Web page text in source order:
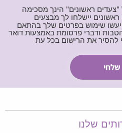
ראשונים" הינך מסכימה
יישלחו לך מבצעים
ויעשו שימוש בפרטים שלך בהתאם
ודברי פרסומת באמצעות דואר
שלנו